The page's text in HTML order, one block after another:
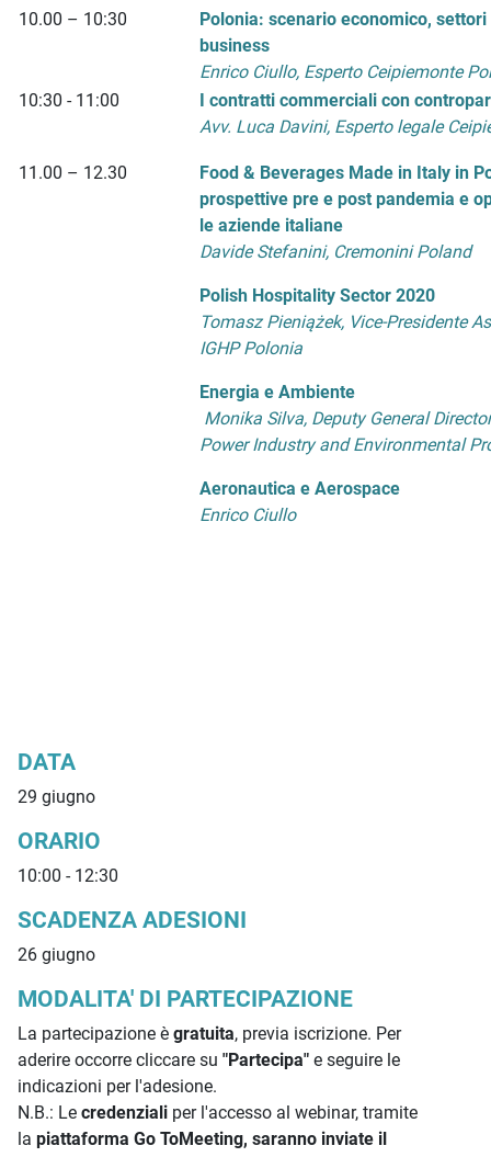
10.00 – 10:30
Polonia: scenario economico,
business
Enrico Ciullo, Esperto Ceipiemonte
10:30 - 11:00
I contratti commerciali con
Avv. Luca Davini, Esperto legale
11.00 – 12.30
Food & Beverages Made in Italy in
prospettive pre e post pandemia e
le aziende italiane
Davide Stefanini, Cremonini Poland
Polish Hospitality Sector 2020
Tomasz Pieniążek, Vice-Presidente
IGHP Polonia
Energia e Ambiente
Monika Silva, Deputy General
Power Industry and Environmental
Aeronautica e Aerospace
Enrico Ciullo
DATA
29 giugno
ORARIO
10:00 - 12:30
SCADENZA ADESIONI
26 giugno
MODALITA' DI PARTECIPAZIONE
La partecipazione è gratuita, previa iscrizione. Per
aderire occorre cliccare su "Partecipa" e seguire le
indicazioni per l'adesione.
N.B.: Le credenziali per l'accesso al webinar, tramite
la piattaforma Go ToMeeting, saranno inviate il